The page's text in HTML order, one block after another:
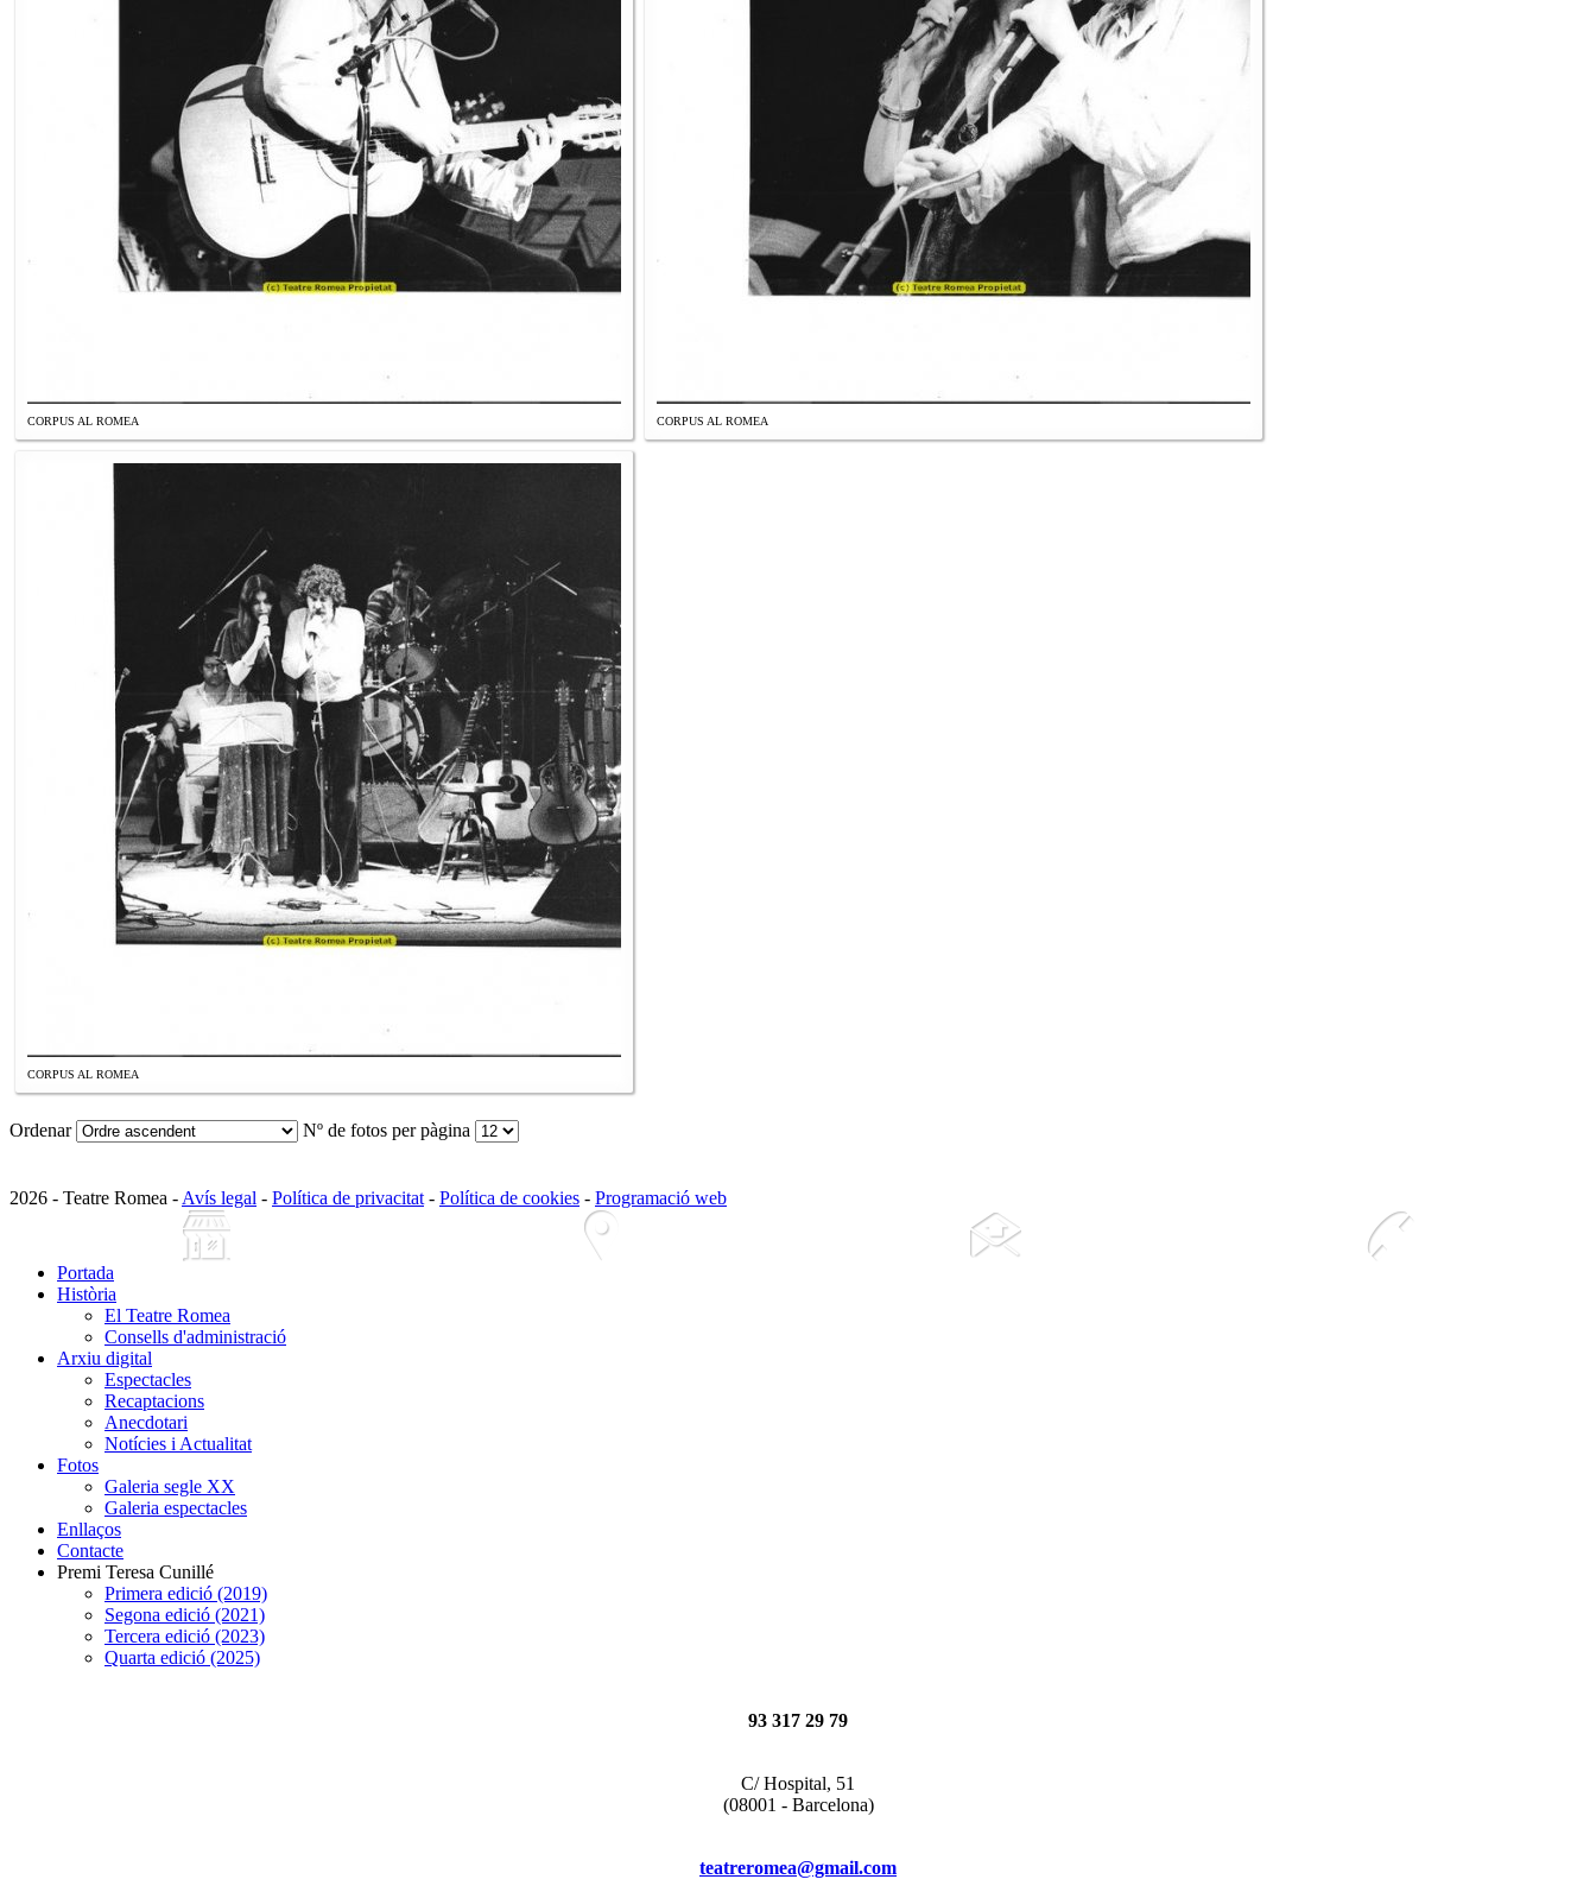
CORPUS AL ROMEA CORPUS AL ROMEA
CORPUS AL ROMEA
Ordenar Nº de fotos per pàgina
2026 - Teatre Romea - Avís legal - Política de privacitat - Política de cookies - Programació web
Portada
Història
El Teatre Romea
Consells d'administració
Arxiu digital
Espectacles
Recaptacions
Anecdotari
Notícies i Actualitat
Fotos
Galeria segle XX
Galeria espectacles
Enllaços
Contacte
Premi Teresa Cunillé
Primera edició (2019)
Segona edició (2021)
Tercera edició (2023)
Quarta edició (2025)
93 317 29 79
C/ Hospital, 51
(08001 - Barcelona)
teatreromea@gmail.com